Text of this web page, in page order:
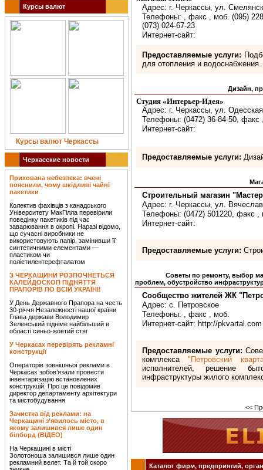
Курсы валют
Курсы валют Черкассы
Черкасские новости
Прихована небезпека: вчені
пояснили, чому шкідливі чайні
пакетики
Колектив фахівців з канадського
Університету МакГілла перевірили
поведінку пакетиків під час
заварювання в окропі. Наразі відомо,
що сучасні виробники не
використовують папір, замінивши її
синтетичними елементами —
пластиком чи
поліетилентерефталатом
З ЧЕРКАЩИНИ РОЗПОЧНЕТЬСЯ
КАЛЕЙДОСКОП ПІДНЯТТЯ
ПРАПОРІВ ПО ВСІЙ УКРАЇНІ!
У День Державного Прапора на честь
30-річчя Незалежності нашої країни
Глава держави Володимир
Зеленський підніме найбільший в
області синьо-жовтий стяг
У Черкасах перевірять рекламні
конструкції
Операторів зовнішньої реклами в
Черкасах зобов’язали провести
інвентаризацію встановлених
конструкцій. Про це повідомив
директор департаменту архітектури
та містобудування
Зачистка від реклами: на
Черкащині з’явилось місто, в
якому залишився лише один
білборд (ВІДЕО)
На Черкащині в місті
Золотоноша залишився лише один
рекламний велет. Та й той скоро
Адрес: г. Черкассы, ул.
Телефоны: , факс , моб. (095)
(073) 024-67-23
Интернет-сайт:
Предоставляемые услуги:
для отопления и водоснабжения.
Дизайн,
Студия «Интерьер-Идея»
Адрес: г. Черкассы, ул.
Телефоны: (0472) 36-84-50, факс
Интернет-сайт:
Предоставляемые услуги:
Строительный магазин
Адрес: г. Черкассы, ул.
Телефоны: (0472) 501220, факс ,
Интернет-сайт:
Предоставляемые услуги:
Советы по ремонту, выбор
проблем, обустройство
Сообщество жителей ЖК
Адрес: с. Петровское
Телефоны: , факс , моб.
Интернет-сайт: http://pkvartal.com
Предоставляемые услуги:
комплекса"Петровский
исполнителей, решение
инфраструктуры жилого
<<
Каталог фирм, предприятий,